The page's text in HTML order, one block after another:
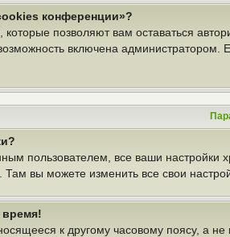
конференции»?
позволяют вам оставаться
включена
пользователем, все ваши
вы можете изменить все свои
время!
к другому часовому поясу, а